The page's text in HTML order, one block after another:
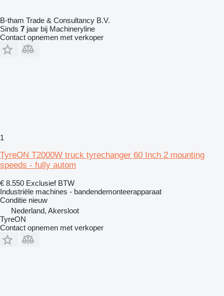
B-tham Trade & Consultancy B.V.
Sinds 7 jaar bij Machineryline
Contact opnemen met verkoper
1
TyreON T2000W truck tyrechanger 60 Inch 2 mounting
speeds - fully autom
€ 8.550 Exclusief BTW
Industriële machines - bandendemonteerapparaat
Conditie nieuw
Nederland, Akersloot
TyreON
Contact opnemen met verkoper